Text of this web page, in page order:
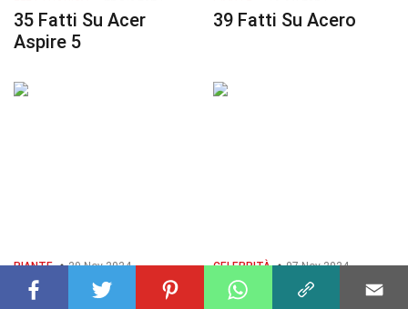
35 Fatti Su Acer
Aspire 5
39 Fatti Su Acero
PIANTE 29 Nov 2024
37 Fatti Su Acer
CELEBRITÀ 07 Nov 2024
26 Fatti Su Asante